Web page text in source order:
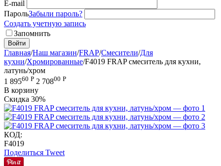
E-mail
ПарольЗабыли пароль?
Создать учетную запись
Запомнить
Войти
Главная/Наш магазин/FRAP/Смесители/Для
кухни/Хромированные/F4019 FRAP смеситель для кухни,
латунь/хром
1 89560 Р 2 70800 Р
В корзину
Скидка 30%
КОД:
F4019
Поделиться Tweet